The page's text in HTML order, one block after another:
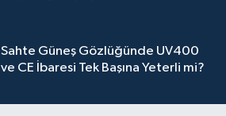
Sahte Güneş Gözlüğünde UV400
ve CE İbaresi Tek Başına Yeterli mi?